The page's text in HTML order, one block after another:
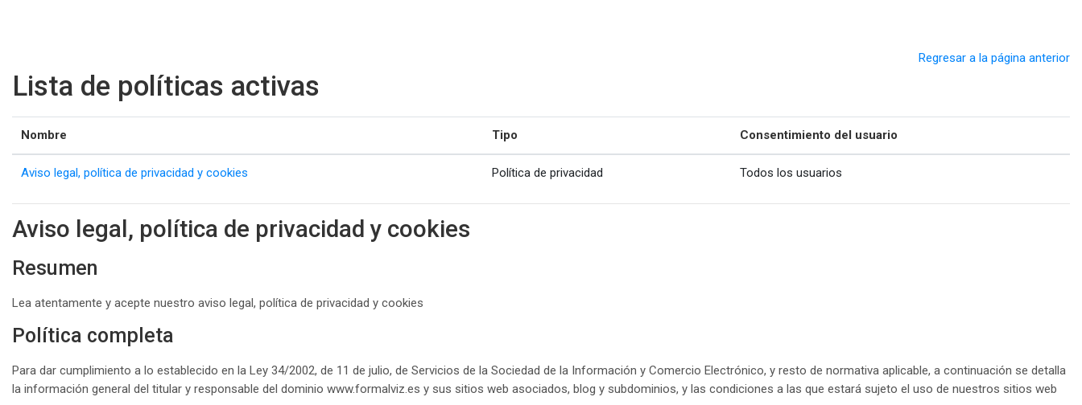
Regresar a la página anterior
Lista de políticas activas
Nombre Tipo Consentimiento del usuario
Aviso legal, política de privacidad y cookies Política de privacidad Todos los usuarios
Aviso legal, política de privacidad y cookies
Resumen
Lea atentamente y acepte nuestro aviso legal, política de privacidad y cookies
Política completa
Para dar cumplimiento a lo establecido en la Ley 34/2002, de 11 de julio, de Servicios de la Sociedad de la Información y Comercio Electrónico, y resto de normativa aplicable, a continuación se detalla
la información general del titular y responsable del dominio www.formalviz.es y sus sitios web asociados, blog y subdominios, y las condiciones a las que estará sujeto el uso de nuestros sitios web